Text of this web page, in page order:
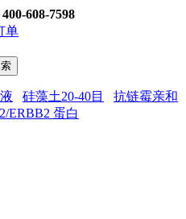
400-608-7598
单
硅藻土20-40目
抗链霉亲和
ERBB2 蛋白